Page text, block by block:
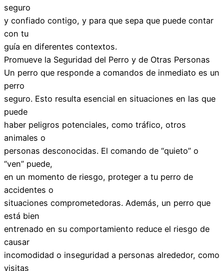
seguro
y confiado contigo, y para que sepa que puede contar
con tu
guía en diferentes contextos.
Promueve la Seguridad del Perro y de Otras Personas
Un perro que responde a comandos de inmediato es un
perro
seguro. Esto resulta esencial en situaciones en las que
puede
haber peligros potenciales, como tráfico, otros
animales o
personas desconocidas. El comando de “quieto” o
“ven” puede,
en un momento de riesgo, proteger a tu perro de
accidentes o
situaciones comprometedoras. Además, un perro que
está bien
entrenado en su comportamiento reduce el riesgo de
causar
incomodidad o inseguridad a personas alrededor, como
visitas